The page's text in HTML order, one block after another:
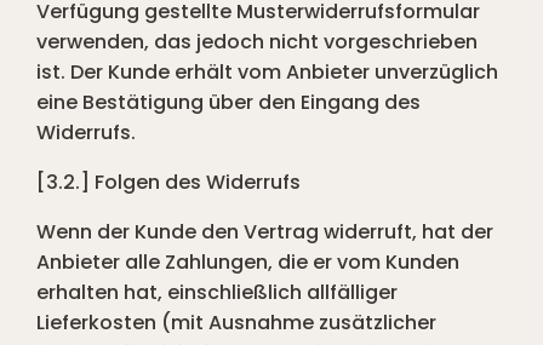
Verfügung gestellte Musterwiderrufsformular
verwenden, das jedoch nicht vorgeschrieben
ist. Der Kunde erhält vom Anbieter unverzüglich
eine Bestätigung über den Eingang des
Widerrufs.
[3.2.] Folgen des Widerrufs
Wenn der Kunde den Vertrag widerruft, hat der
Anbieter alle Zahlungen, die er vom Kunden
erhalten hat, einschließlich allfälliger
Lieferkosten (mit Ausnahme zusätzlicher